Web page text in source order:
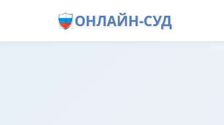
ОНЛАЙН-СУД